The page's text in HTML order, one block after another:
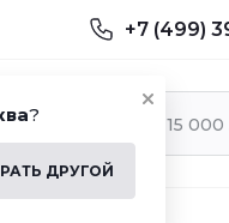
?
ДРУГОЙ
+7 (499)